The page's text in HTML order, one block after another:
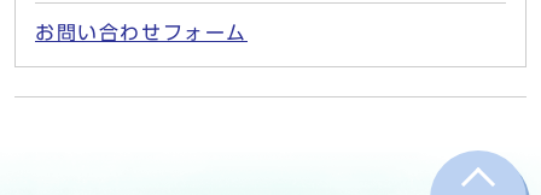
お問い合わせフォーム